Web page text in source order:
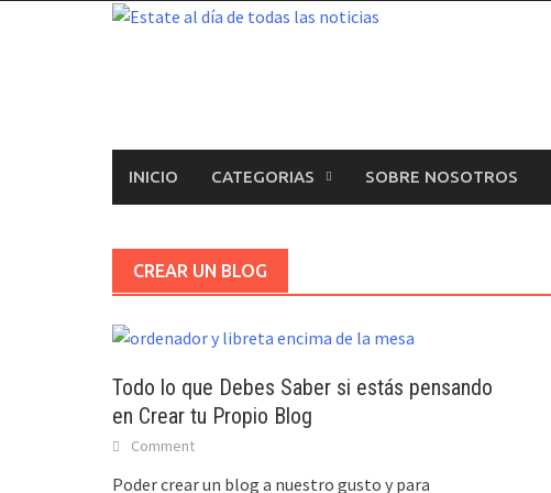
INICIO CATEGORIAS SOBRE NOSOTROS
CREAR UN BLOG
Todo lo que Debes Saber si estás pensando
en Crear tu Propio Blog
Comment
Poder crear un blog a nuestro gusto y para